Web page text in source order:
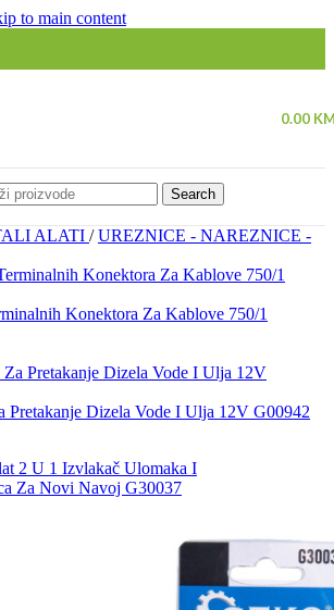
to main content
0.00
Search
ALATI / UREZNICE - NAREZNICE -
Konektora Za Kablove 750/1
Pretakanje Dizela Vode I Ulja 12V G00942